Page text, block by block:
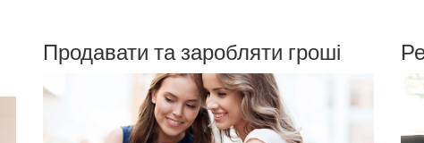
Продавати та заробляти гроші